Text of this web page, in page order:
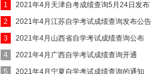
1
2021年4月天津自考成绩查询5月24日发布
2
2021年4月江苏自学考试成绩查询发布公告
3
2021年4月山西省自学考试成绩查询公布
4
2021年4月广西自学考试成绩查询开通
5
2021年4月宁夏自学考试成绩查询的通知